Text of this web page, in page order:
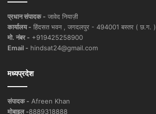
प्रधान संपादक - जावेद नियाज़ी
कार्यालय - हिंदसत भवन , जगदलपुर - 494001 बस्तर ( छ.ग. )
मो. नंबर - +919425258900
Email - hindsat24@gmail.com
मध्यप्रदेश
संपादक - Afreen Khan
मोबाइल -8889318888